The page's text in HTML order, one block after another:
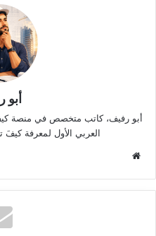
أبو
أبو رفيف، كاتب متخصص في منصة
العربي الأول لمعرفة
موقع